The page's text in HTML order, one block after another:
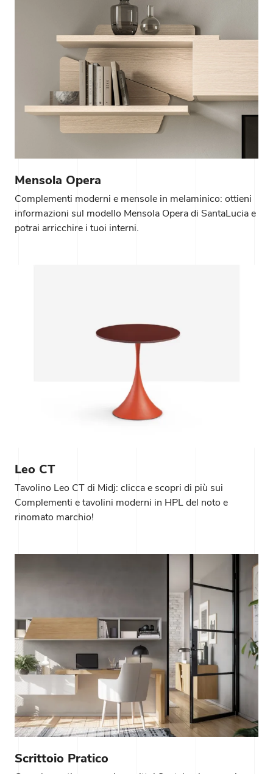
Mensola Opera
Complementi moderni e mensole in melaminico: ottieni
informazioni sul modello Mensola Opera di SantaLucia e
potrai arricchire i tuoi interni.
Leo CT
Tavolino Leo CT di Midj: clicca e scopri di più sui
Complementi e tavolini moderni in HPL del noto e
rinomato marchio!
Scrittoio Pratico